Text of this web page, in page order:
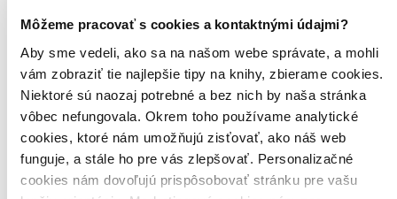
Môžeme pracovať s cookies a kontaktnými údajmi?
Aby sme vedeli, ako sa na našom webe správate, a mohli
vám zobraziť tie najlepšie tipy na knihy, zbierame cookies.
Niektoré sú naozaj potrebné a bez nich by naša stránka
vôbec nefungovala. Okrem toho používame analytické
cookies, ktoré nám umožňujú zisťovať, ako náš web
funguje, a stále ho pre vás zlepšovať. Personalizačné
cookies nám dovoľujú prispôsobovať stránku pre vašu
Od prvej časti
Bestsellery
Top hodnotené
Najdrahšie
Najlacnejšie
Použité filtre